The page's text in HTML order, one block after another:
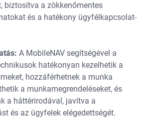
biztosítva a zökkenőmentes
és a hatékony ügyfélkapcsolat-
A MobileNAV segítségével a
hatékonyan kezelhetik a
hozzáférhetnek a munka
a munkamegrendeléseket, és
a háttérirodával, javítva a
és az ügyfelek elégedettségét.